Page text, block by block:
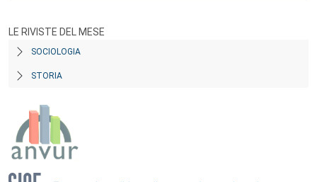
LE RIVISTE DEL MESE
SOCIOLOGIA
STORIA